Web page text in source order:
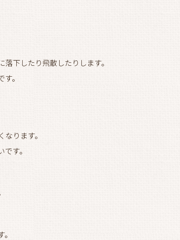
下したり飛散したりします。
。
ります。
す。